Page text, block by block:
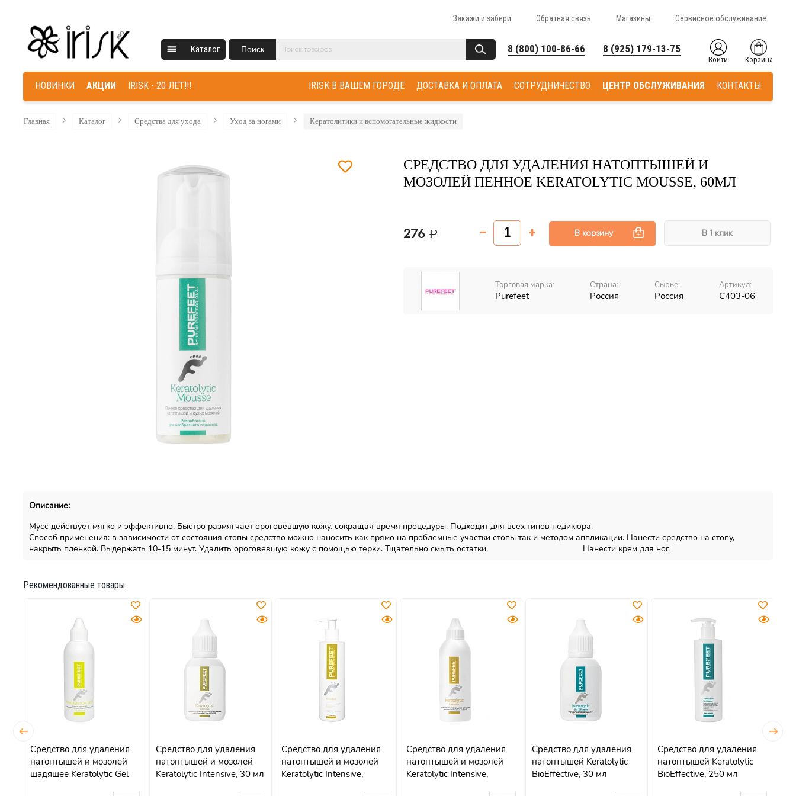
Закажи и забери Обратная связь Магазины Сервисное обслуживание
Каталог Поиск 8 (800) 100-86-66 8 (925) 179-13-75
Войти Корзина
НОВИНКИ АКЦИИ IRISK - 20 ЛЕТ!!! КОНТАКТЫ
ЦЕНТР ОБСЛУЖИВАНИЯ
СОТРУДНИЧЕСТВО
ДОСТАВКА И ОПЛАТА
IRISK В ВАШЕМ ГОРОДЕ
Главная Каталог Средства для ухода Уход за ногами Кератолитики и вспомогательные жидкости
СРЕДСТВО ДЛЯ УДАЛЕНИЯ НАТОПТЫШЕЙ И
МОЗОЛЕЙ ПЕННОЕ KERATOLYTIC MOUSSE, 60МЛ
276 В корзину В 1 клик
Торговая марка:
Purefeet
Страна:
Россия
Сырье:
Россия
Артикул:
С403-06
Описание:
Мусс действует мягко и эффективно. Быстро размягчает ороговевшую кожу, сокращая время процедуры. Подходит для всех типов педикюра.
Способ применения: в зависимости от состояния стопы средство можно наносить как прямо на проблемные участки стопы так и методом аппликации. Нанести средство на стопу,
накрыть пленкой. Выдержать 10-15 минут. Удалить ороговевшую кожу с помощью терки. Тщательно смыть остатки. Нанести крем для ног.
Рекомендованные товары:
Средство для удаления
натоптышей и мозолей
щадящее Keratolytic Gel
Средство для удаления
натоптышей и мозолей
Keratolytic Intensive, 30 мл
Средство для удаления
натоптышей и мозолей
Keratolytic Intensive,
Средство для удаления
натоптышей и мозолей
Keratolytic Intensive,
Средство для удаления
натоптышей Keratolytic
BioEffective, 30 мл
Средство для удаления
натоптышей Keratolytic
BioEffective, 250 мл